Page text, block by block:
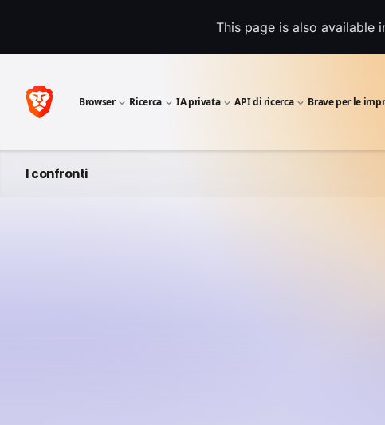
This page is also available
Browser Ricerca IA privata API di ricerca Brave per le
I confronti
Brave vs
il secondo più usato su